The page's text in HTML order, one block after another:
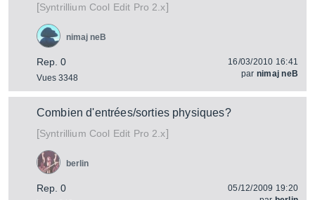
[Syntrillium Cool Edit Pro 2.x]
Rep. 0
Vues 3348
nimaj neB
16/03/2010 16:41
par nimaj neB
Combien d'entrées/sorties physiques?
[Syntrillium Cool Edit Pro 2.x]
Rep. 0
berlin
05/12/2009 19:20